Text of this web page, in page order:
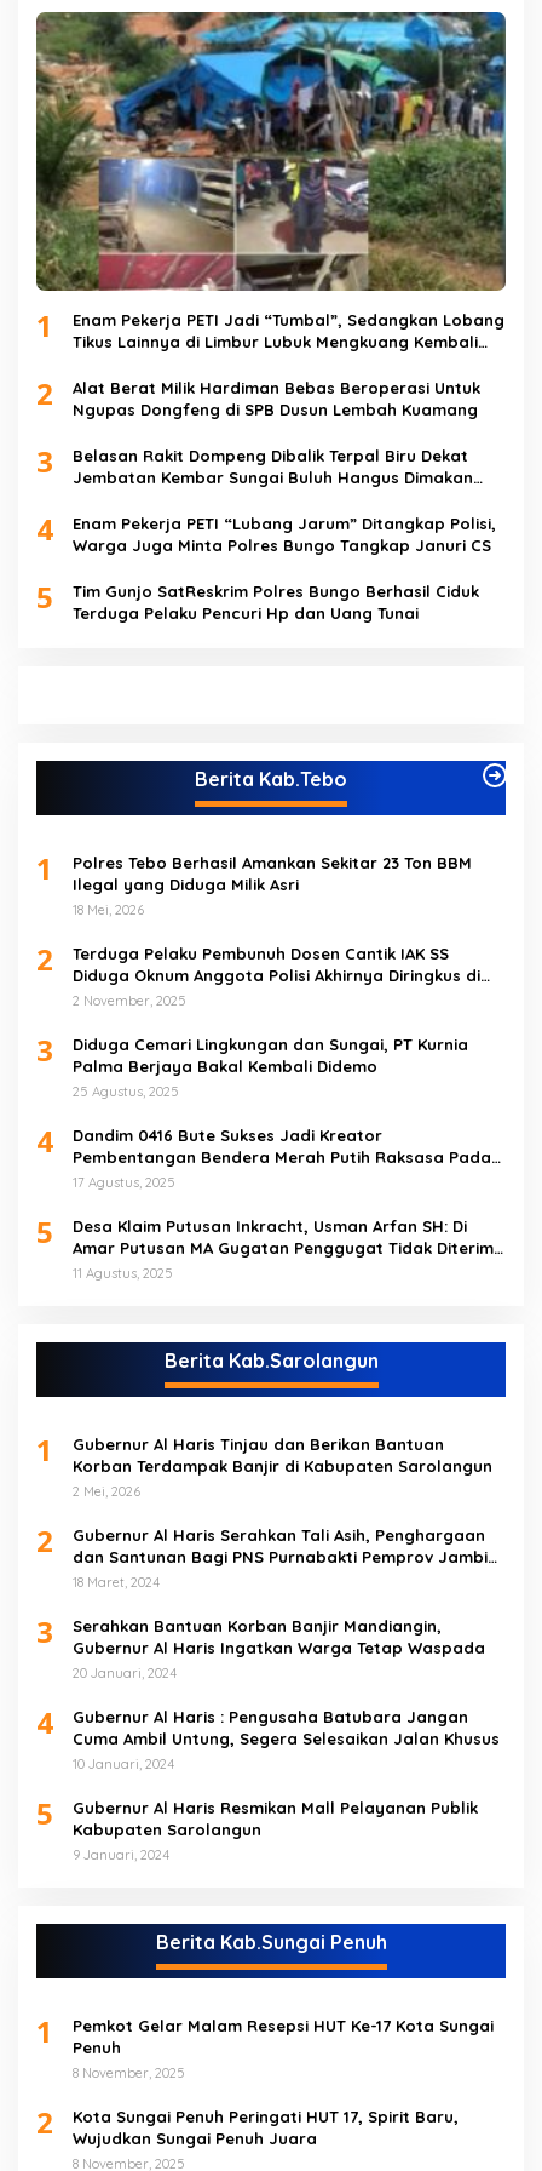
1
Enam Pekerja PETI Jadi “Tumbal”, Sedangkan Lobang
Tikus Lainnya di Limbur Lubuk Mengkuang Kembali
2
Alat Berat Milik Hardiman Bebas Beroperasi Untuk
Ngupas Dongfeng di SPB Dusun Lembah Kuamang
3
Belasan Rakit Dompeng Dibalik Terpal Biru Dekat
Jembatan Kembar Sungai Buluh Hangus Dimakan
4
Enam Pekerja PETI “Lubang Jarum” Ditangkap Polisi,
Warga Juga Minta Polres Bungo Tangkap Januri CS
5
Tim Gunjo SatReskrim Polres Bungo Berhasil Ciduk
Terduga Pelaku Pencuri Hp dan Uang Tunai
Berita Kab.Tebo
1
Polres Tebo Berhasil Amankan Sekitar 23 Ton BBM
Ilegal yang Diduga Milik Asri
18 Mei, 2026
2
Terduga Pelaku Pembunuh Dosen Cantik IAK SS
Diduga Oknum Anggota Polisi Akhirnya Diringkus di
Tebo Tengah
2 November, 2025
3
Diduga Cemari Lingkungan dan Sungai, PT Kurnia
Palma Berjaya Bakal Kembali Didemo
25 Agustus, 2025
4
Dandim 0416 Bute Sukses Jadi Kreator
Pembentangan Bendera Merah Putih Raksasa Pada
Peringatan HUT RI ke 80 di Tebo
17 Agustus, 2025
5
Desa Klaim Putusan Inkracht, Usman Arfan SH: Di
Amar Putusan MA Gugatan Penggugat Tidak Diterima
(NO)
11 Agustus, 2025
Berita Kab.Sarolangun
1
Gubernur Al Haris Tinjau dan Berikan Bantuan
Korban Terdampak Banjir di Kabupaten Sarolangun
2 Mei, 2026
2
Gubernur Al Haris Serahkan Tali Asih, Penghargaan
dan Santunan Bagi PNS Purnabakti Pemprov Jambi
Yang Berada di Sarolangun
18 Maret, 2024
3
Serahkan Bantuan Korban Banjir Mandiangin,
Gubernur Al Haris Ingatkan Warga Tetap Waspada
20 Januari, 2024
4
Gubernur Al Haris : Pengusaha Batubara Jangan
Cuma Ambil Untung, Segera Selesaikan Jalan Khusus
10 Januari, 2024
5
Gubernur Al Haris Resmikan Mall Pelayanan Publik
Kabupaten Sarolangun
9 Januari, 2024
Berita Kab.Sungai Penuh
1
Pemkot Gelar Malam Resepsi HUT Ke-17 Kota Sungai
Penuh
8 November, 2025
2
Kota Sungai Penuh Peringati HUT 17, Spirit Baru,
Wujudkan Sungai Penuh Juara
8 November, 2025